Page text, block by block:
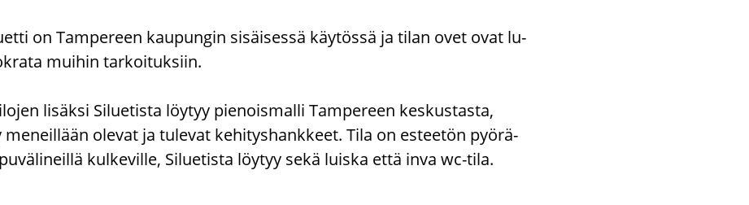
on Tam­pe­reen kau­pun­gin si­säi­ses­sä käy­tös­sä ja tilan ovet ovat lu­
mui­hin tar­koi­tuk­siin.
li­säk­si Si­lue­tis­ta löy­tyy pie­nois­mal­li Tam­pe­reen kes­kus­tas­ta,
ole­vat ja tu­le­vat ke­hi­tys­hank­keet. Tila on es­tee­tön pyö­rä­
kul­ke­vil­le, Si­lue­tis­ta löy­tyy sekä luis­ka että inva wc-​tila.